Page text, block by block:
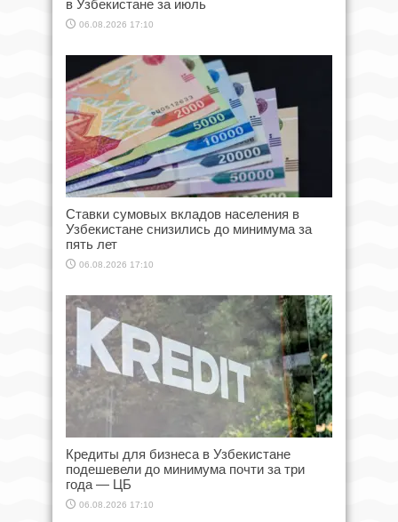
в Узбекистане за июль
06.08.2026 17:10
Ставки сумовых вкладов населения в
Узбекистане снизились до минимума за
пять лет
06.08.2026 17:10
Кредиты для бизнеса в Узбекистане
подешевели до минимума почти за три
года — ЦБ
06.08.2026 17:10